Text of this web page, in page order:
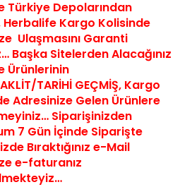
Türkiye Depolarından
Herbalife Kargo Kolisinde
Ulaşmasını Garanti
Başka Sitelerden Alacağınız
Ürünlerinin
TARİHİ GEÇMİŞ, Kargo
Adresinize Gelen Ürünlere
Siparişinizden
7 Gün İçinde Siparişte
Bıraktığınız e-Mail
e-faturanız